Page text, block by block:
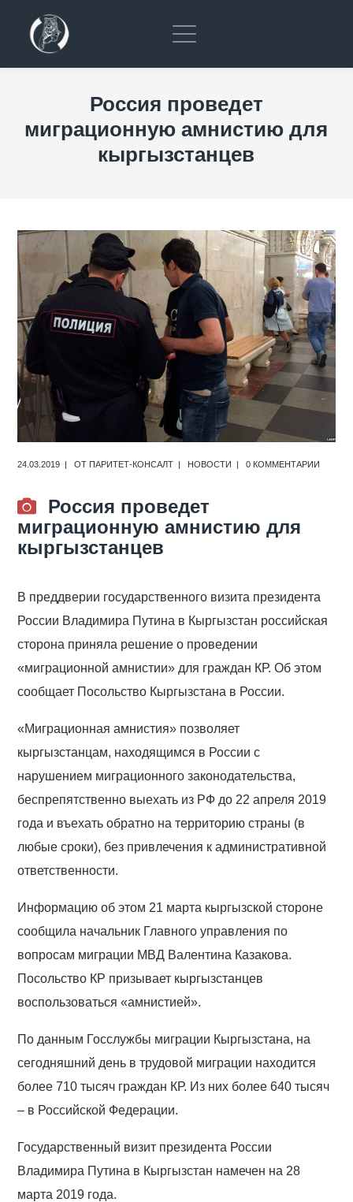
Россия проведет
миграционную амнистию для
кыргызстанцев
24.03.2019 ОТПАРИТЕТ-КОНСАЛТ НОВОСТИ 0 КОММЕНТАРИИ
Россия проведет
миграционную амнистию для
кыргызстанцев
В преддверии государственного визита президента
России Владимира Путина в Кыргызстан российская
сторона приняла решение о проведении
«миграционной амнистии» для граждан КР. Об этом
сообщает Посольство Кыргызстана в России.
«Миграционная амнистия» позволяет
кыргызстанцам, находящимся в России с
нарушением миграционного законодательства,
беспрепятственно выехать из РФ до 22 апреля 2019
года и въехать обратно на территорию страны (в
любые сроки), без привлечения к административной
ответственности.
Информацию об этом 21 марта кыргызской стороне
сообщила начальник Главного управления по
вопросам миграции МВД Валентина Казакова.
Посольство КР призывает кыргызстанцев
воспользоваться «амнистией».
По данным Госслужбы миграции Кыргызстана, на
сегодняшний день в трудовой миграции находится
более 710 тысяч граждан КР. Из них более 640 тысяч
– в Российской Федерации.
Государственный визит президента России
Владимира Путина в Кыргызстан намечен на 28
марта 2019 года.